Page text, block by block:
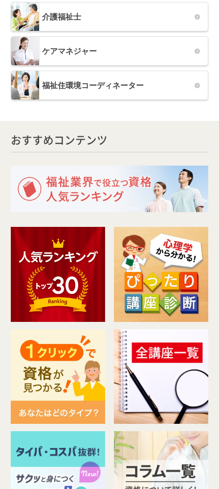
介護福祉士
ケアマネジャー
福祉住環境コーディネーター
おすすめコンテンツ